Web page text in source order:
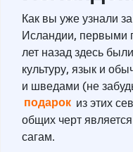
Как вы уже узнали
Исландии, первыми
лет назад здесь
культуру, язык и
и шведами (не
подарок из этих
общих черт
сагам.